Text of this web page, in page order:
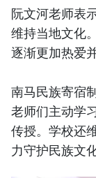
阮文河老师表
维持当地文化
逐渐更加热爱
南马民族寄宿
老师们主动学
传授。学校还
力守护民族文化